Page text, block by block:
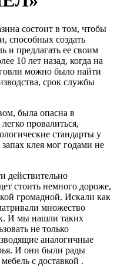
состоит в том, чтобы
способных создать
и предлагать ее своим
10 лет назад, когда на
можно было найти
срок службы
была опасна в
провалиться,
стандарты у
клея мог годами не
действительно
стоить немного дороже,
громадной. Искали как
множество
И мы нашли таких
не только
аналогичные
И они были рады
с доставкой .